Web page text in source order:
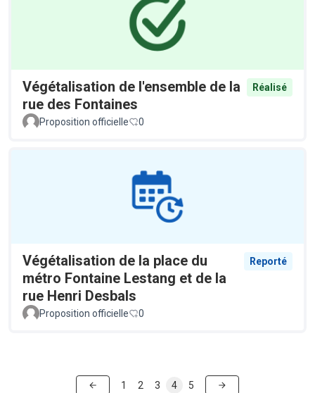
Végétalisation de l'ensemble de la
rue des Fontaines
Réalisé
Proposition officielle 0
Végétalisation de la place du
métro Fontaine Lestang et de la
rue Henri Desbals
Reporté
Proposition officielle 0
1 2 3 4 5